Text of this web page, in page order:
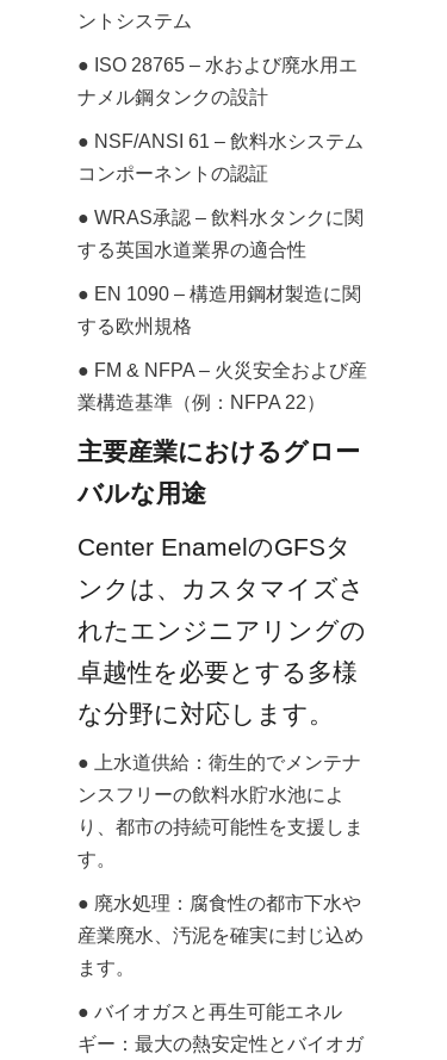
ントシステム
● ISO 28765 – 水および廃水用エ
ナメル鋼タンクの設計
● NSF/ANSI 61 – 飲料水システム
コンポーネントの認証
● WRAS承認 – 飲料水タンクに関
する英国水道業界の適合性
● EN 1090 – 構造用鋼材製造に関
する欧州規格
● FM & NFPA – 火災安全および産
業構造基準（例：NFPA 22）
主要産業におけるグロー
バルな用途
Center EnamelのGFSタ
ンクは、カスタマイズさ
れたエンジニアリングの
卓越性を必要とする多様
な分野に対応します。
● 上水道供給：衛生的でメンテナ
ンスフリーの飲料水貯水池によ
り、都市の持続可能性を支援しま
す。
● 廃水処理：腐食性の都市下水や
産業廃水、汚泥を確実に封じ込め
ます。
● バイオガスと再生可能エネル
ギー：最大の熱安定性とバイオガ